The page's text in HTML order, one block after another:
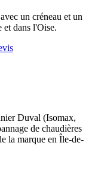
un créneau et un
dans l'Oise.
Duval (Isomax,
de chaudières
la marque en Île-de-